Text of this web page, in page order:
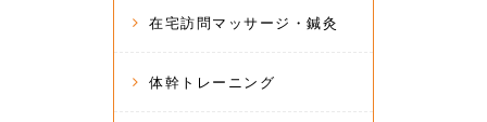
在宅訪問マッサージ・鍼灸
体幹トレーニング